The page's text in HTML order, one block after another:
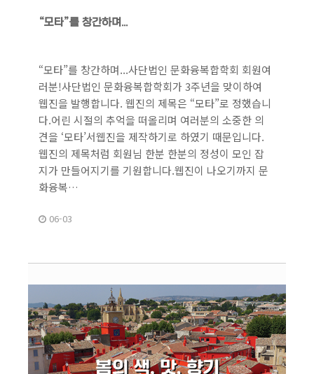
“모타”를 창간하며...
“모타”를 창간하며...사단법인 문화융복합학회 회원여
러분!사단법인 문화융복합학회가 3주년을 맞이하여
웹진을 발행합니다. 웹진의 제목은 “모타”로 정했습니
다.어린 시절의 추억을 떠올리며 여러분의 소중한 의
견을 ‘모타’서웹진을 제작하기로 하였기 때문입니다.
웹진의 제목처럼 회원님 한분 한분의 정성이 모인 잡
지가 만들어지기를 기원합니다.웹진이 나오기까지 문
화융복…
06-03